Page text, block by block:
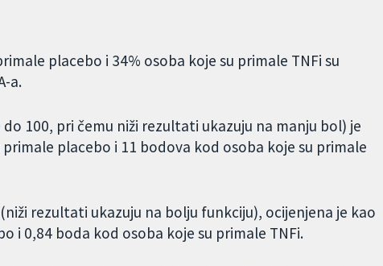
placebo i 34% osoba koje su primale TNFi su
a.
100, pri čemu niži rezultati ukazuju na manju bol) je
placebo i 11 bodova kod osoba koje su primale
rezultati ukazuju na bolju funkciju), ocijenjena je kao
i 0,84 boda kod osoba koje su primale TNFi.